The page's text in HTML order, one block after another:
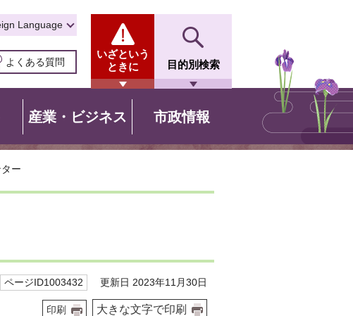
Language
よくある質問
いざという
ときに
目的別検索
産業・ビジネス 市政情報
ー
ページID1003432 更新日 2023年11月30日
印刷 大きな文字で印刷